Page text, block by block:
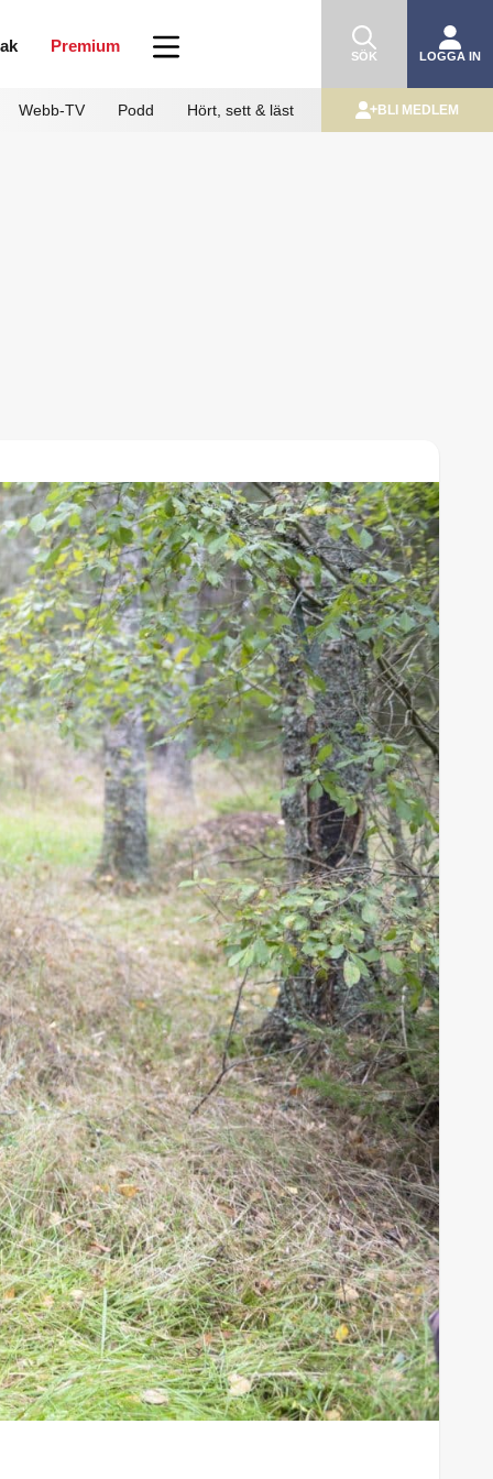
Webb-TV Podd Hört, sett & läst
Premium
SÖK LOGGA IN
BLI MEDLEM